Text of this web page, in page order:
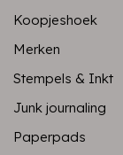
Koopjeshoek
Merken
Stempels & Inkt
Junk journaling
Paperpads